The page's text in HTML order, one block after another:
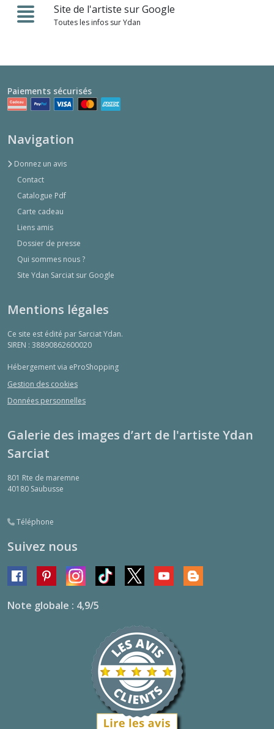
Site de l'artiste sur Google
Toutes les infos sur Ydan
Paiements sécurisés
Navigation
Donnez un avis
Contact
Catalogue Pdf
Carte cadeau
Liens amis
Dossier de presse
Qui sommes nous ?
Site Ydan Sarciat sur Google
Mentions légales
Ce site est édité par Sarciat Ydan.
SIREN : 38890862600020
Hébergement via eProShopping
Gestion des cookies
Données personnelles
Galerie des images d’art de l'artiste Ydan
Sarciat
801 Rte de maremne
40180 Saubusse
Téléphone
Suivez nous
Note globale : 4,9/5